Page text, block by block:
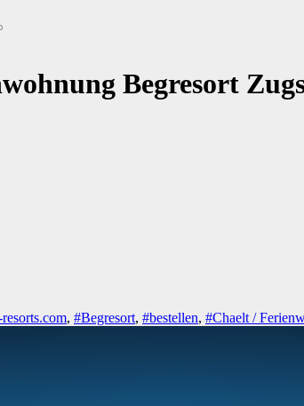
Begresort
, #Begresort, #bestellen, #Chaelt /